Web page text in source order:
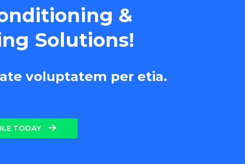
&
Solutions!
voluptatem per etia.
TODAY